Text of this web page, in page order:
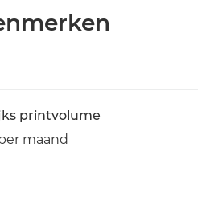
printvolume
maand